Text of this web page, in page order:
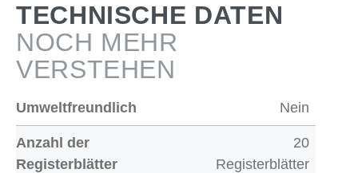
TECHNISCHE DATEN
NOCH MEHR
VERSTEHEN
Umweltfreundlich Nein
Anzahl der
Registerblätter
20
Registerblätter